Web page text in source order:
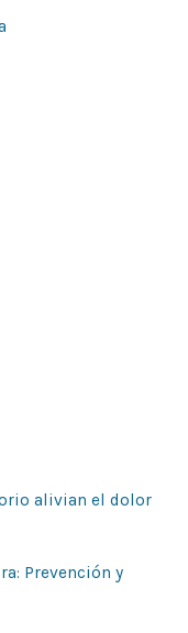
alivian el dolor
Prevención y